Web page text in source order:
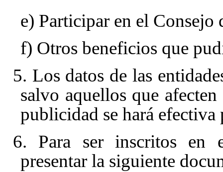
e) Participar en el Consejo
f) Otros beneficios que
5. Los datos de las
salvo aquellos que
publicidad se hará
6. Para ser inscritos en
presentar la siguiente